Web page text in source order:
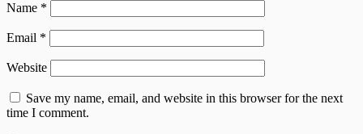
Name *
Email *
Website
Save my name, email, and website in this browser for the next
time I comment.